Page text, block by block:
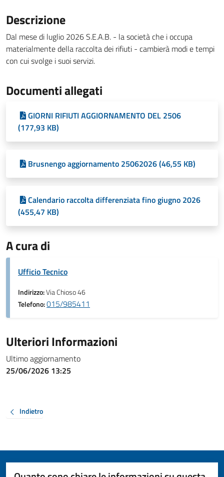
Descrizione
Dal mese di luglio 2026 S.E.A.B. - la società che i occupa
materialmente della raccolta dei rifiuti - cambierà modi e tempi
con cui svolge i suoi servizi.
Documenti allegati
GIORNI RIFIUTI AGGIORNAMENTO DEL 2506
(177,93 KB)
Brusnengo aggiornamento 25062026 (46,55 KB)
Calendario raccolta differenziata fino giugno 2026
(455,47 KB)
A cura di
Ufficio Tecnico
Indirizzo:Via Chioso 46
Telefono:015/985411
Ulteriori Informazioni
Ultimo aggiornamento
25/06/2026 13:25
Indietro